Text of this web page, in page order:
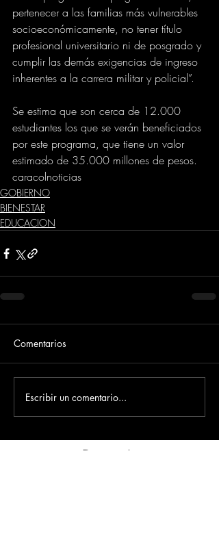
pertenecer a las familias más vulnerables
socioeconómicamente, no tener título
profesional universitario ni de posgrado y
cumplir las demás exigencias de ingreso
inherentes a la carrera militar y policial”.
Se estima que son cerca de 12.000
estudiantes los que se verán beneficiados
por este programa, que tiene un valor
estimado de 35.000 millones de pesos.
caracolnoticias
GOBIERNO
BIENESTAR
EDUCACION
Comentarios
Escribir un comentario...
Dirección